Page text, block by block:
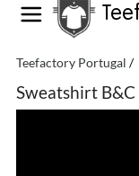
Teefactory Portugal
Sweatshirt